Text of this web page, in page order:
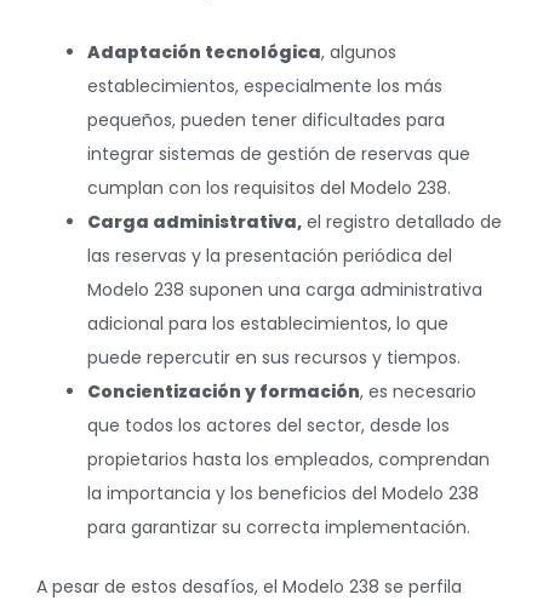
Adaptación tecnológica, algunos
establecimientos, especialmente los más
pequeños, pueden tener dificultades para
integrar sistemas de gestión de reservas que
cumplan con los requisitos del Modelo 238.
Carga administrativa, el registro detallado de
las reservas y la presentación periódica del
Modelo 238 suponen una carga administrativa
adicional para los establecimientos, lo que
puede repercutir en sus recursos y tiempos.
Concientización y formación, es necesario
que todos los actores del sector, desde los
propietarios hasta los empleados, comprendan
la importancia y los beneficios del Modelo 238
para garantizar su correcta implementación.
A pesar de estos desafíos, el Modelo 238 se perfila